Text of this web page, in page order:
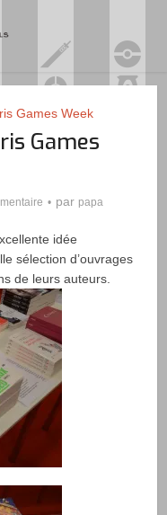
Games Week
Games
par papa
idée
sélection d’ouvrages
de leurs auteurs.